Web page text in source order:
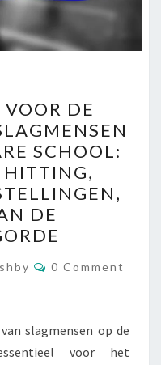
DE
SCHOOL:
DE
Comments
0 Comment
slagmensen op de
voor het